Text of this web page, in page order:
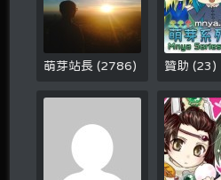
萌芽站長(2786) 贊助(23 )